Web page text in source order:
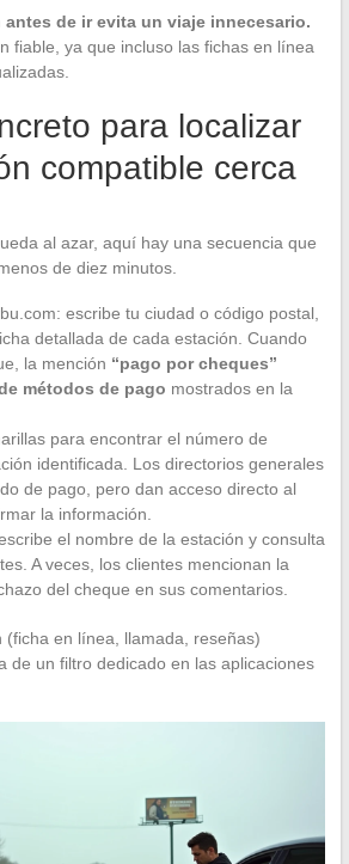
antes de ir evita un viaje innecesario.
fiable, ya que incluso las fichas en línea
para localizar
compatible cerca
al azar, aquí hay una secuencia que
de diez minutos.
escribe tu ciudad o código postal,
detallada de cada estación. Cuando
la mención “pago por cheques”
métodos de pago mostrados en la
para encontrar el número de
identificada. Los directorios generales
de pago, pero dan acceso directo al
la información.
el nombre de la estación y consulta
A veces, los clientes mencionan la
del cheque en sus comentarios.
(ficha en línea, llamada, reseñas)
de un filtro dedicado en las aplicaciones